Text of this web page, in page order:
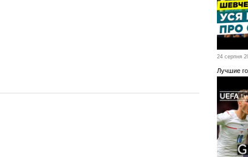
24 серпня
Лучшие